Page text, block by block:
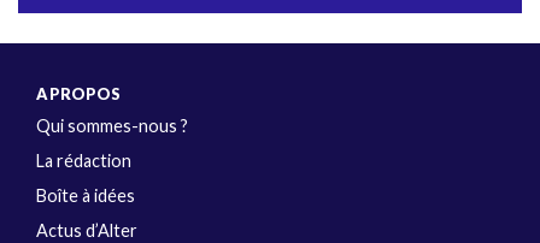
A PROPOS
Qui sommes-nous ?
La rédaction
Boîte à idées
Actus d’Alter